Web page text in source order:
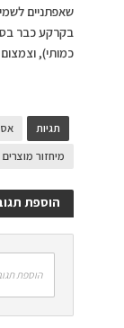
שאפתניים
כמותי),
תגיות
מיחזור
הוספת
הוספת